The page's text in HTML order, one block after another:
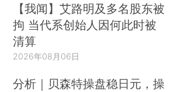
【我闻】艾路明及多名股东被
拘 当代系创始人因何此时被
清算
2026年08月06日
分析｜贝森特操盘稳日元，操